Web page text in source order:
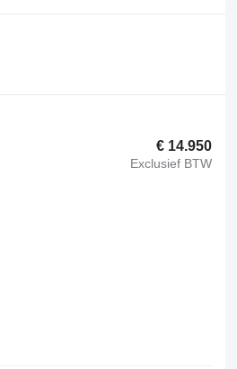
€ 14.950
Exclusief BTW